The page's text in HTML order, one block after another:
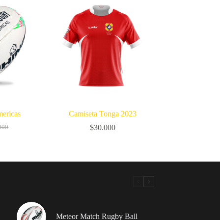
Camiseta Tonga 2023
$30.000
Meteor Match Rugby Ball